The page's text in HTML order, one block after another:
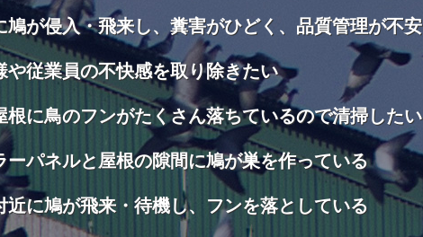
鳩が侵入・飛来し、糞害がひどく、品質管理が不安
や従業員の不快感を取り除きたい
根に鳥のフンがたくさん落ちているので清掃したい
ーパネルと屋根の隙間に鳩が巣を作っている
近に鳩が飛来・待機し、フンを落としている